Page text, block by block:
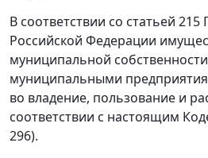
В соответствии со статьей 215
Российской Федерации
муниципальной
муниципальными
во владение, пользование и
соответствии с настоящим
296).